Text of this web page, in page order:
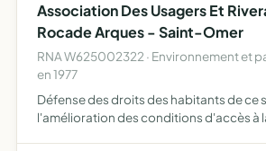
Association Des Usagers Et
Rocade Arques - Saint-Omer
RNA W625002322 · Environnement et
en 1977
Défense des droits des habitants de ce
l'amélioration des conditions d'accès à